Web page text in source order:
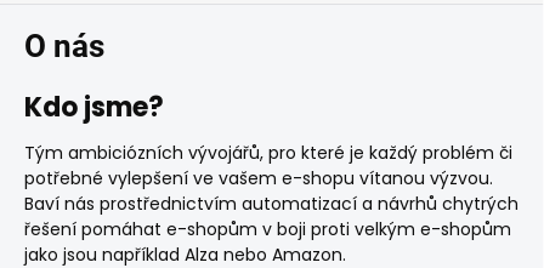
O nás
Kdo jsme?
Tým ambiciózních vývojářů, pro které je každý problém či
potřebné vylepšení ve vašem e-shopu vítanou výzvou.
Baví nás prostřednictvím automatizací a návrhů chytrých
řešení pomáhat e-shopům v boji proti velkým e-shopům
jako jsou například Alza nebo Amazon.